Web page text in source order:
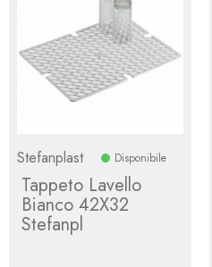
Stefanplast Disponibile
Tappeto Lavello
Bianco 42X32
Stefanpl